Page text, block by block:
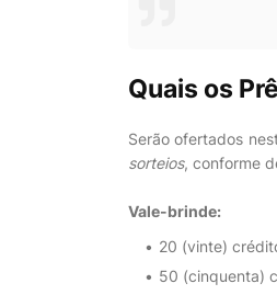
Quais os
Serão ofertados
sorteios, conforme
Vale-brinde:
20 (vinte)
50 (cinquenta)